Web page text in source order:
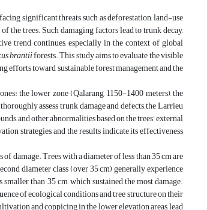
significant threats such as deforestation, land-use
the trees. Such damaging factors lead to trunk decay,
trend continues, especially in the context of global
brantiiforests. This study aims to evaluate the visible
efforts toward sustainable forest management and the
the lower zone (Qalarang, 1150-1400 meters), the
assess trunk damage and defects, the Larrieu
and other abnormalities based on the trees' external
strategies, and the results indicate its effectiveness
damage. Trees with a diameter of less than 35 cm are
diameter class (over 35 cm) generally experience
than 35 cm, which sustained the most damage.
of ecological conditions and tree structure on their